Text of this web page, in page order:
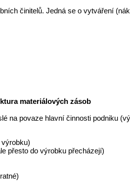
činitelů. Jedná se o vytváření
materiálových zásob
na povaze hlavní činnosti podniku
přesto do výrobku přecházejí)